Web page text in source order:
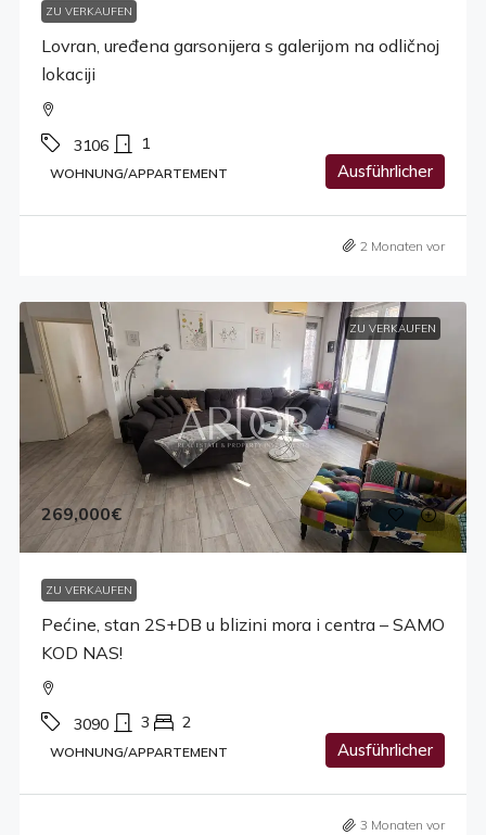
ZU VERKAUFEN
Lovran, uređena garsonijera s galerijom na odličnoj
lokaciji
3106 1
WOHNUNG/APPARTEMENT Ausführlicher
2 Monaten vor
ZU VERKAUFEN
269,000€
ZU VERKAUFEN
Pećine, stan 2S+DB u blizini mora i centra – SAMO
KOD NAS!
3090 3 2
WOHNUNG/APPARTEMENT Ausführlicher
3 Monaten vor